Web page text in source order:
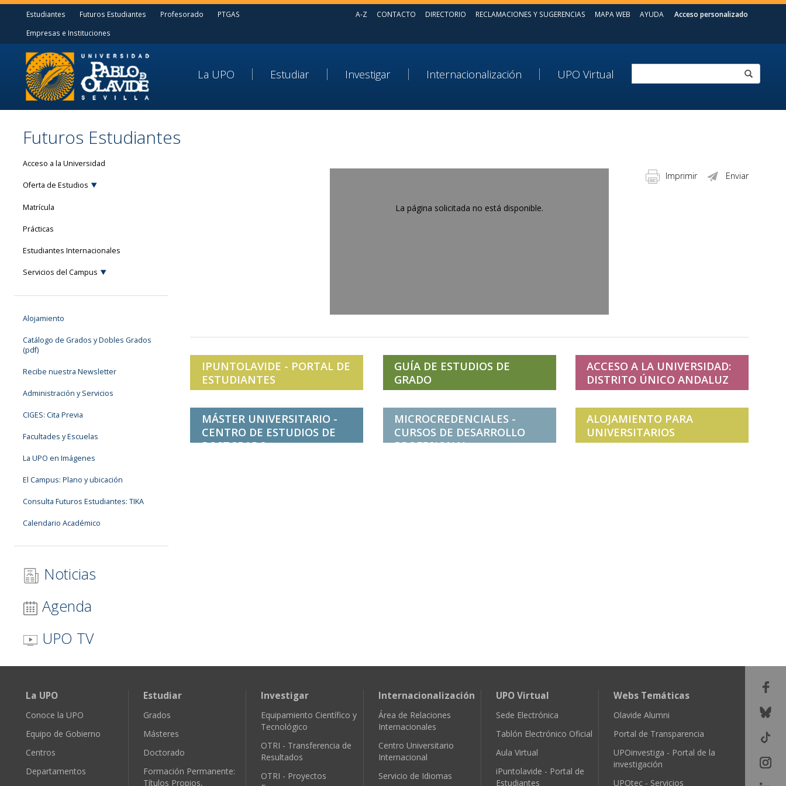
Estudiantes Futuros Estudiantes Profesorado
PTGAS
Empresas e Instituciones
Acceso personalizado
A-Z CONTACTO DIRECTORIO RECLAMACIONES Y SUGERENCIAS MAPA WEB AYUDA
La UPO Estudiar Investigar Internacionalización UPO Virtual
Futuros Estudiantes
Acceso a la Universidad
Oferta de Estudios
Matrícula
Prácticas
Estudiantes Internacionales
Servicios del Campus
Alojamiento
Catálogo de Grados y Dobles Grados
(pdf)
Recibe nuestra Newsletter
Administración y Servicios
CIGES: Cita Previa
Facultades y Escuelas
La UPO en Imágenes
El Campus: Plano y ubicación
Consulta Futuros Estudiantes: TIKA
Calendario Académico
Noticias
Agenda
UPO TV
Enviar
Imprimir
La página solicitada no está disponible.
IPUNTOLAVIDE - PORTAL DE
ESTUDIANTES
GUÍA DE ESTUDIOS DE
GRADO
ACCESO A LA UNIVERSIDAD:
DISTRITO ÚNICO ANDALUZ
MÁSTER UNIVERSITARIO -
CENTRO DE ESTUDIOS DE
POSTGRADO
MICROCREDENCIALES -
CURSOS DE DESARROLLO
PROFESIONAL
ALOJAMIENTO PARA
UNIVERSITARIOS
La UPO
Conoce la UPO
Equipo de Gobierno
Centros
Departamentos
Estudiar
Grados
Másteres
Doctorado
Formación Permanente:
Títulos Propios,
Investigar
Equipamiento Científico y
Tecnológico
OTRI - Transferencia de
Resultados
OTRI - Proyectos
Internacionalización
Área de Relaciones
Internacionales
Centro Universitario
Internacional
Servicio de Idiomas
UPO Virtual
Sede Electrónica
Tablón Electrónico Oficial
Aula Virtual
iPuntolavide - Portal de
Estudiantes
Webs Temáticas
Olavide Alumni
Portal de Transparencia
UPOinvestiga - Portal de la
investigación
UPOtec - Servicios